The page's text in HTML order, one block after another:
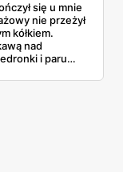
się u mnie
nie przeżył
kółkiem.
nad
i paru
przy okazji